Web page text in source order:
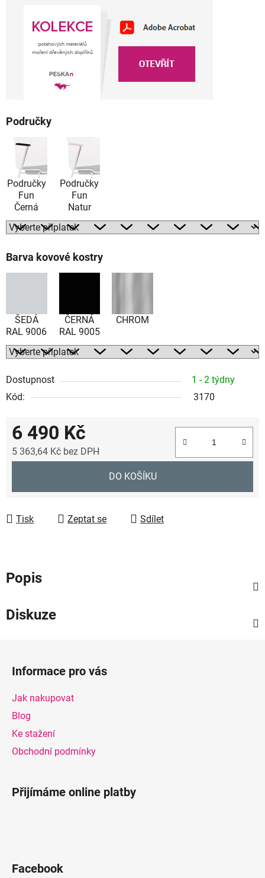
Područky
Područky
Fun
Černá
Područky
Fun
Natur
Barva kovové kostry
ŠEDÁ
RAL 9006
ČERNÁ
RAL 9005
CHROM
Dostupnost
1 - 2 týdny
Kód:
3170
6 490 Kč
5 363,64 Kč bez DPH
DO KOŠÍKU
Tisk Zeptat se Sdílet
Popis
Diskuze
Informace pro vás
Jak nakupovat
Blog
Ke stažení
Obchodní podmínky
Přijímáme online platby
Facebook